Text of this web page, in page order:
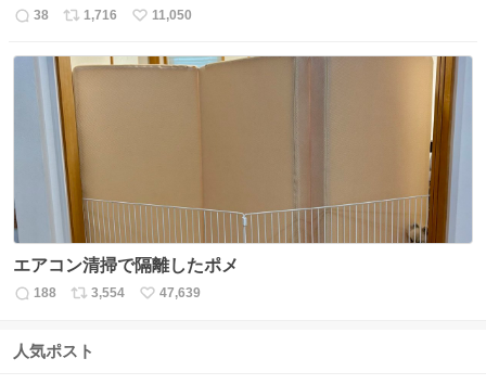
返
38
リ
ス
ト
数
1,716
い
ね
11,050
エアコン清掃で隔離したポメ
返
数
188
リ
ス
3,554
い
47,639
人気ポスト